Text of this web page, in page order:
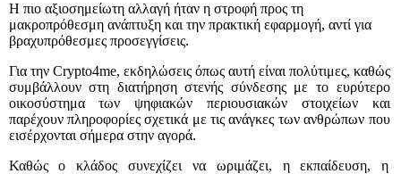
Η πιο αξιοσημείωτη αλλαγή ήταν η στροφή προς τη
μακροπρόθεσμη ανάπτυξη και την πρακτική εφαρμογή, αντί για
βραχυπρόθεσμες προσεγγίσεις.
Για την Crypto4me, εκδηλώσεις όπως αυτή είναι πολύτιμες, καθώς
συμβάλλουν στη διατήρηση στενής σύνδεσης με το ευρύτερο
οικοσύστημα των ψηφιακών περιουσιακών στοιχείων και
παρέχουν πληροφορίες σχετικά με τις ανάγκες των ανθρώπων που
εισέρχονται σήμερα στην αγορά.
Καθώς ο κλάδος συνεχίζει να ωριμάζει, η εκπαίδευση, η